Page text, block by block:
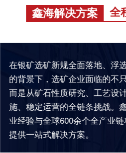
鑫海解决方案 全
在银矿选矿新规全面落地、浮
的背景下，选矿企业面临的不
而是从矿石性质研究、工艺设
施、稳定运营的全链条挑战。
业经验与全球600余个全产业
提供一站式解决方案。